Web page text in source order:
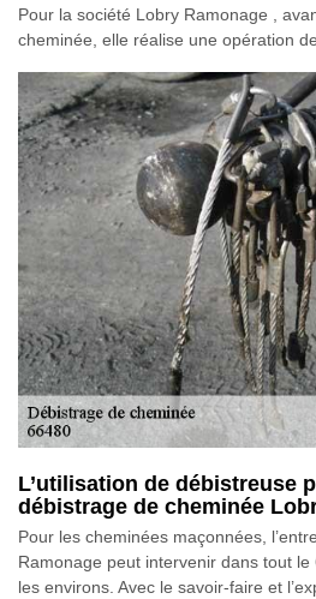
Pour la société Lobry Ramonage ,
cheminée, elle réalise une opération
L’utilisation de débistreuse
débistrage de cheminée
Pour les cheminées maçonnées,
Ramonage peut intervenir dans tout
les environs. Avec le savoir-faire et